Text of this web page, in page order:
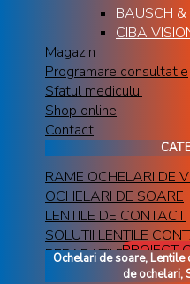
BAUSCH &
CIBA
Magazin
Programare consultatie
Sfatul medicului
Shop online
Contact
RAME OCHELARI DE
OCHELARI DE SOARE
LENTILE DE CONTACT
SOLUTII LENTILE
REPARATII RAME
PROIECT
Ochelari de soare, Lentile
de ochelari,